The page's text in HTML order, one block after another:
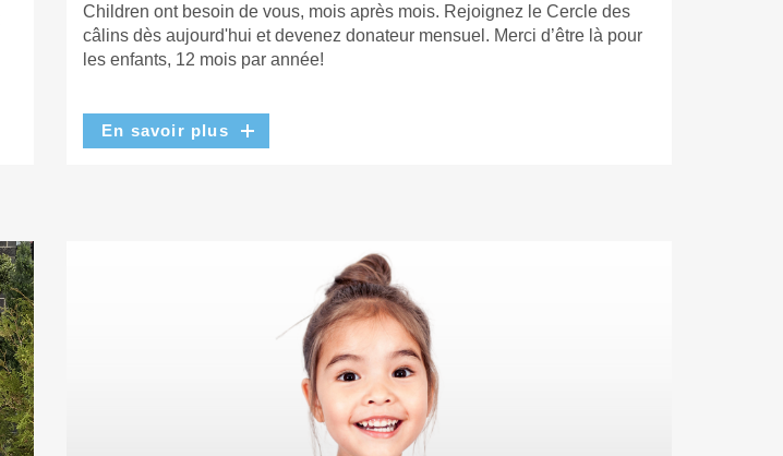
Children ont besoin de vous, mois après mois. Rejoignez le Cercle des
câlins dès aujourd'hui et devenez donateur mensuel. Merci d’être là pour
les enfants, 12 mois par année!
En savoir plus